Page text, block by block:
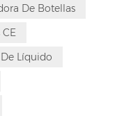
farmacéutica,
máquinas,
como
bombas de llenado y
de botellas y el
De Botellas
Líquido